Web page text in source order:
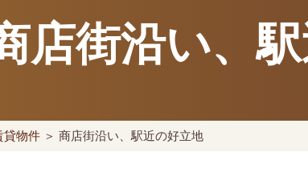
店街沿い、
貸物件 ＞ 商店街沿い、駅近の好立地